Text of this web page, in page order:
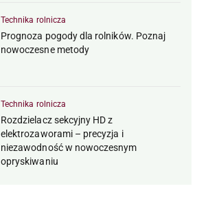
Technika rolnicza
Prognoza pogody dla rolników. Poznaj
nowoczesne metody
Technika rolnicza
Rozdzielacz sekcyjny HD z
elektrozaworami – precyzja i
niezawodność w nowoczesnym
opryskiwaniu